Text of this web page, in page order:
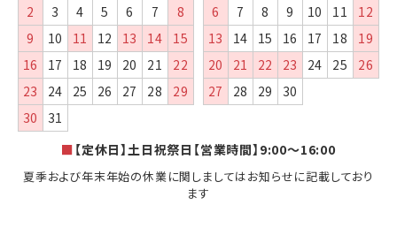
2
3 4 5 6 7
8
9
10 11 12 13 14
15
16
17 18 19 20 21
22
23
24 25 26 27 28
29
30
31
6
7 8 9 10 11
12
13
14 15 16 17 18
19
20
21 22 23 24 25
26
27
28 29 30
■ 【定休日】土日祝祭日【営業時間】9:00～16:00
夏季および年末年始の休業に関しましてはお知らせに記載しており
ます